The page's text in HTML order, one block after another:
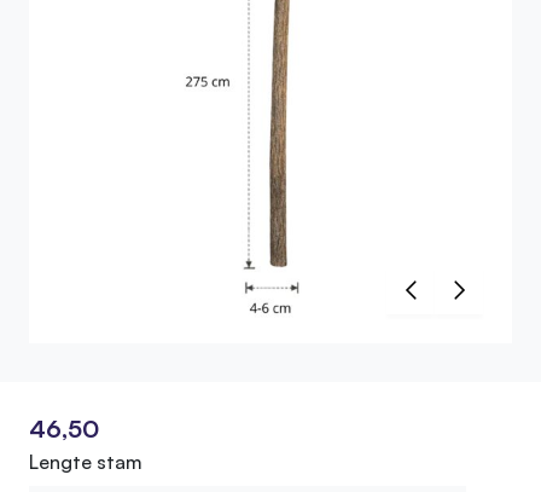
46,50
Lengte stam